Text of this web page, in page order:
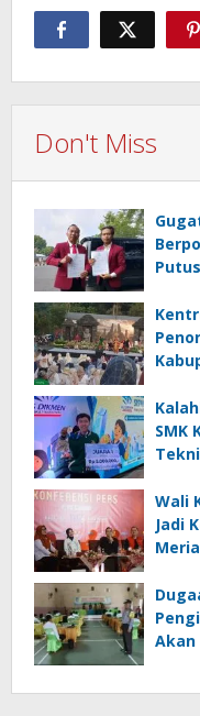
Don't Miss
SMK
Wali
Jadi
Akan